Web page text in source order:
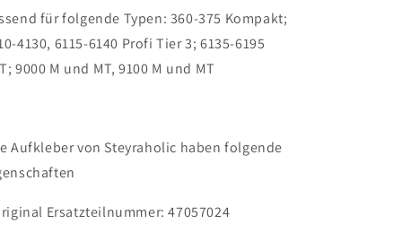
für folgende Typen: 360-375 Kompakt;
4130, 6115-6140 Profi Tier 3; 6135-6195
9000 M und MT, 9100 M und MT
Aufkleber von Steyraholic haben folgende
Ersatzteilnummer: 47057024